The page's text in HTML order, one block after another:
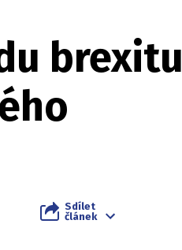
brexitu
Sdílet
článek